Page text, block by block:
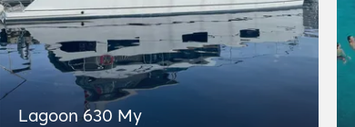
Lagoon 630 My